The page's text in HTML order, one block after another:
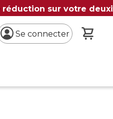
sur votre
Se connecter